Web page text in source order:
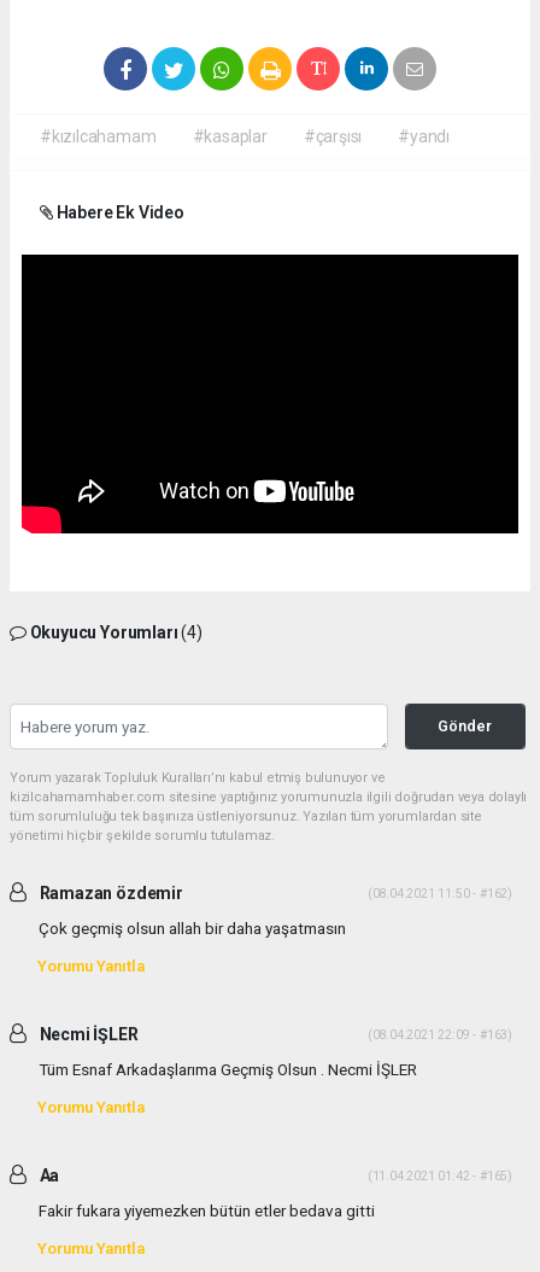
#kızılcahamam #kasaplar #çarşısı #yandı
Habere Ek Video
Okuyucu Yorumları(4)
Gönder
Yorum yazarak Topluluk Kuralları’nı kabul etmiş bulunuyor ve
kizilcahamamhaber.com sitesine yaptığınız yorumunuzla ilgili doğrudan veya dolaylı
tüm sorumluluğu tek başınıza üstleniyorsunuz. Yazılan tüm yorumlardan site
yönetimi hiçbir şekilde sorumlu tutulamaz.
Ramazan özdemir (08.04.2021 11:50 - #162)
Çok geçmiş olsun allah bir daha yaşatmasın
Yorumu Yanıtla
Necmi İŞLER (08.04.2021 22:09 - #163)
Tüm Esnaf Arkadaşlarıma Geçmiş Olsun . Necmi İŞLER
Yorumu Yanıtla
Aa (11.04.2021 01:42 - #165)
Fakir fukara yiyemezken bütün etler bedava gitti
Yorumu Yanıtla